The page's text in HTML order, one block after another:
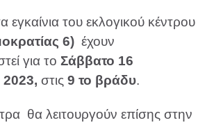
εγκαίνια του εκλογικού κέντρου
6) έχουν
για το Σάββατο 16
2023, στις 9 το βράδυ.
θα λειτουργούν επίσης στην